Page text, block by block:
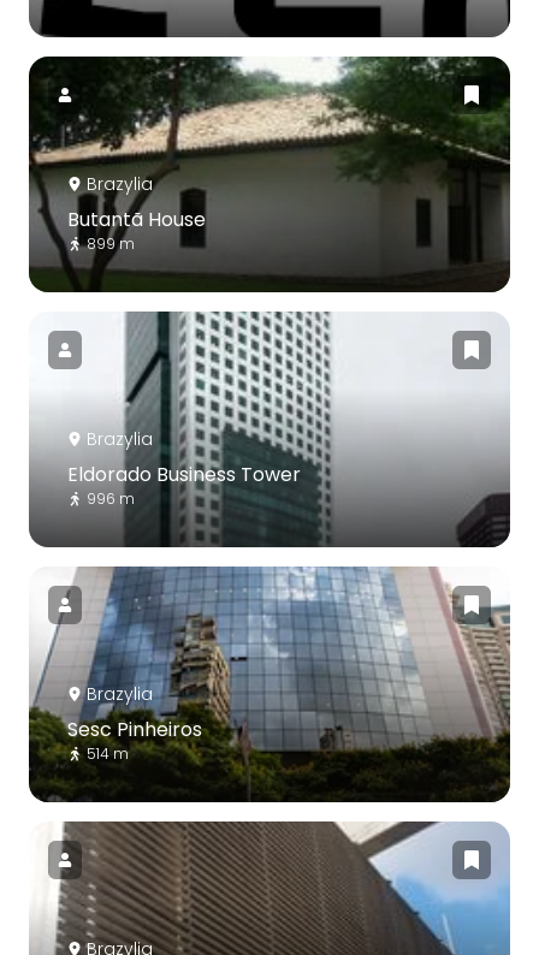
Brazylia
Butantã House
899 m
Brazylia
Eldorado Business Tower
996 m
Brazylia
Sesc Pinheiros
514 m
Brazylia